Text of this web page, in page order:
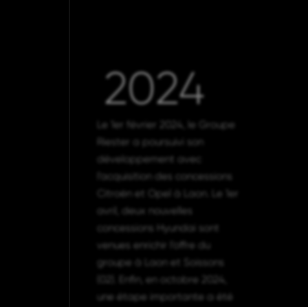
2024
Le 1er février 2024, le Groupe
Riester a poursuivi son
développement avec
l’acquisition des concessions
Citroën et Opel à Laon. Le 1er
avril, deux nouvelles
concessions Hyundai sont
venues enrichir l’offre du
groupe à Laon et Soissons
(02). Enfin, en octobre 2024,
une étape importante a été